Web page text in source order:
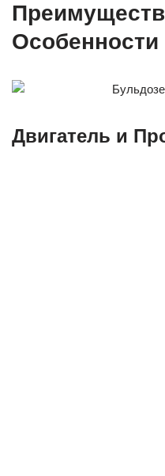
Особенности
Двигатель и